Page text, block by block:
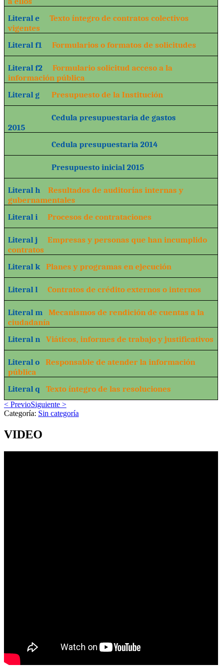
Literal e Texto íntegro de contratos colectivos
vigentes
Literal f1 Formularios o formatos de solicitudes
Literal f2 Formulario solicitud acceso a la
información pública
Literal g Presupuesto de la Institución
Cedula presupuestaria de gastos
2015
Cedula presupuestaria 2014
Presupuesto inicial 2015
Literal h Resultados de auditorías internas y
gubernamentales
Literal i Procesos de contrataciones
Literal j Empresas y personas que han incumplido
contratos
Literal k Planes y programas en ejecución
Literal l Contratos de crédito externos o internos
Literal m Mecanismos de rendición de cuentas a la
ciudadanía
Literal n Viáticos, informes de trabajo y justificativos
Literal o Responsable de atender la información
pública
Literal q Texto íntegro de las resoluciones
< PrevioSiguiente >
Categoría: Sin categoría
VIDEO